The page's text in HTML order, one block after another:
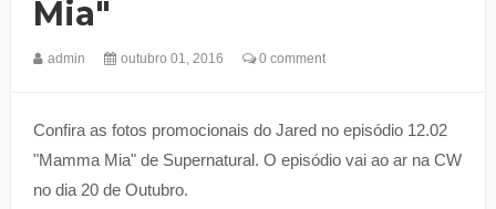
Mia"
admin outubro 01, 2016 0 comment
Confira as fotos promocionais do Jared no episódio 12.02
"Mamma Mia" de Supernatural. O episódio vai ao ar na CW
no dia 20 de Outubro.